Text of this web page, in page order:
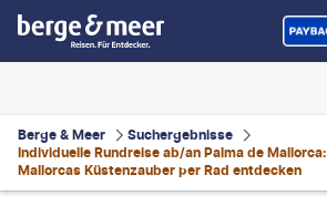
Berge & Meer
Suchergebnisse
Individuelle Rundreise ab/an Palma de Mallorca:
Mallorcas Küstenzauber per Rad entdecken